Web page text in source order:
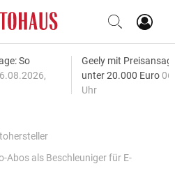
So
Geely mit
unter 20.000 Euro
Uhr
Abos als Beschleuniger für E-